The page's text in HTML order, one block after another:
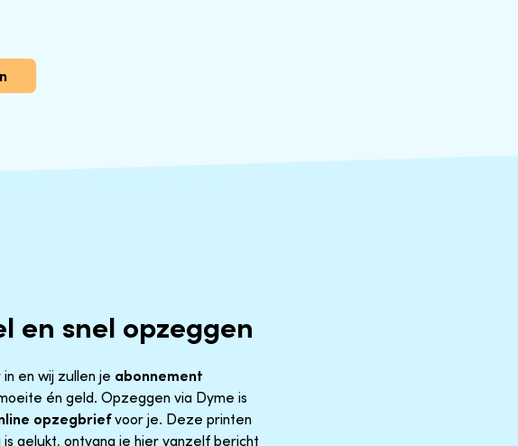
en snel opzeggen
en wij zullen je abonnement
én geld. Opzeggen via Dyme is
opzegbriefvoor je. Deze printen
gelukt, ontvang je hier vanzelf bericht